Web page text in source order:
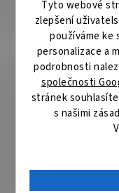
Tyto webové
zlepšení
používáme ke
personalizace a
podrobnosti
společnosti
stránek
s našimi
průzorem umožňuje
Safety Lock
nebo zvířaty.
ZÁKLADNÍ
Typ řezu:křížový
Šířka vstupu:220 mm
Šířka řezu:4× 37 mm
4 m/
Bezpečnostní
Bezpečnostní
Objem odpadního